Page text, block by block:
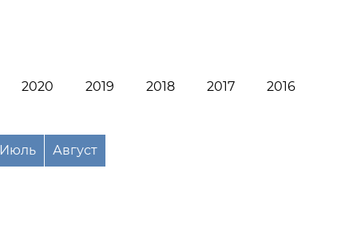
2020 2019 2018 2017 2016
Июль Август